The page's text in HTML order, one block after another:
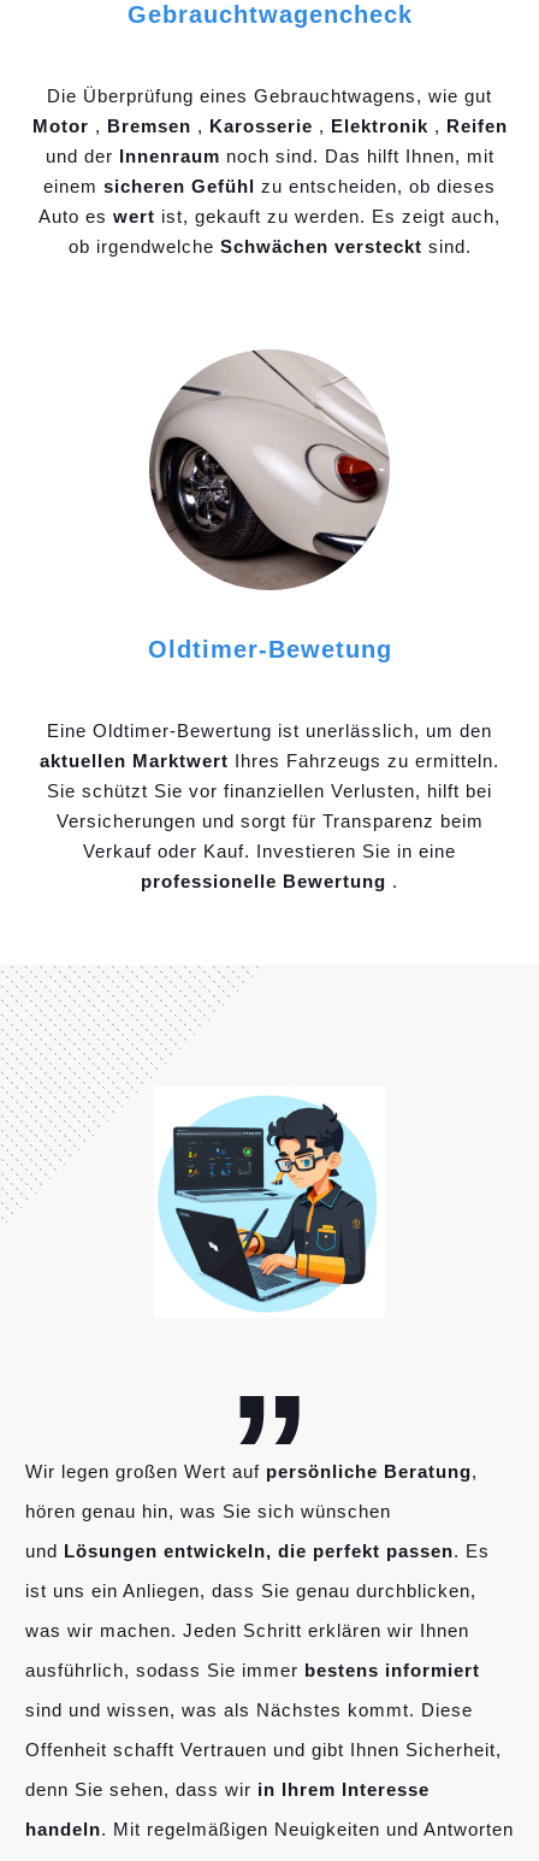
Gebrauchtwagencheck
Die Überprüfung eines Gebrauchtwagens, wie gut
Motor , Bremsen , Karosserie , Elektronik , Reifen
und der Innenraum noch sind. Das hilft Ihnen, mit
einem sicheren Gefühl zu entscheiden, ob dieses
Auto es wert ist, gekauft zu werden. Es zeigt auch,
ob irgendwelche Schwächen versteckt sind.
Oldtimer-Bewetung
Eine Oldtimer-Bewertung ist unerlässlich, um den
aktuellen Marktwert Ihres Fahrzeugs zu ermitteln.
Sie schützt Sie vor finanziellen Verlusten, hilft bei
Versicherungen und sorgt für Transparenz beim
Verkauf oder Kauf. Investieren Sie in eine
professionelle Bewertung .
„
Wir legen großen Wert auf persönliche Beratung,
hören genau hin, was Sie sich wünschen
und Lösungen entwickeln, die perfekt passen. Es
ist uns ein Anliegen, dass Sie genau durchblicken,
was wir machen. Jeden Schritt erklären wir Ihnen
ausführlich, sodass Sie immer bestens informiert
sind und wissen, was als Nächstes kommt. Diese
Offenheit schafft Vertrauen und gibt Ihnen Sicherheit,
denn Sie sehen, dass wir in Ihrem Interesse
handeln. Mit regelmäßigen Neuigkeiten und Antworten